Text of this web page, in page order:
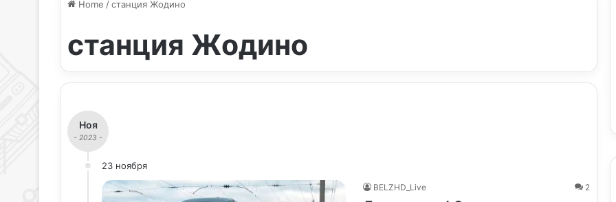
Home /станция Жодино
станция Жодино
Ноя
- 2023 -
23 ноября
BELZHD_Live 2